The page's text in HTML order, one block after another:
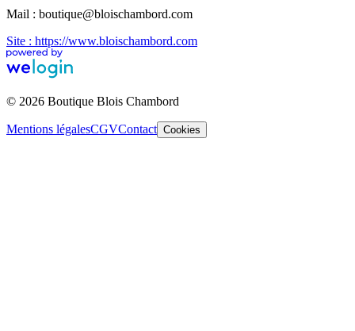
Mail : boutique@bloischambord.com
Site : https://www.bloischambord.com
© 2026 Boutique Blois Chambord
Mentions légalesCGVContact Cookies